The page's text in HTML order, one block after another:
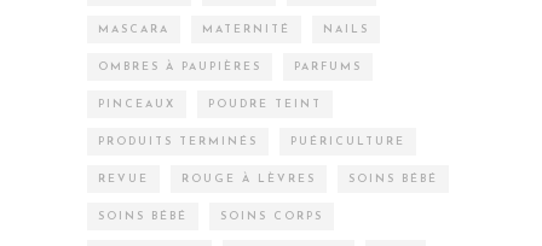
MASCARA MATERNITÉ NAILS
OMBRES À PAUPIÈRES PARFUMS
PINCEAUX POUDRE TEINT
PRODUITS TERMINÉS PUÉRICULTURE
REVUE ROUGE À LÈVRES SOINS BÉBÉ
SOINS BÉBÉ SOINS CORPS